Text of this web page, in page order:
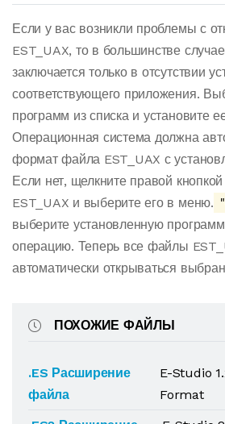
Если у вас возникли проблемы с
EST_UAX, то в большинстве
заключается только в отсутствии
соответствующего приложения.
программ из списка и установите
Операционная система должна
формат файла EST_UAX с
Если нет, щелкните правой
EST_UAX и выберите его в меню.
выберите установленную
операцию. Теперь все файлы
автоматически открываться
ПОХОЖИЕ ФАЙЛЫ
.ES Расширение
файла
E-Studio
Format